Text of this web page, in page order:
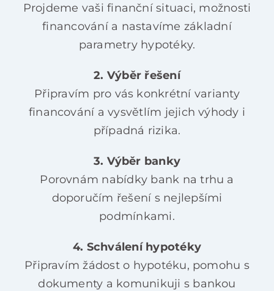
Projdeme vaši finanční situaci, možnosti
financování a nastavíme základní
parametry hypotéky.
2. Výběr řešení
Připravím pro vás konkrétní varianty
financování a vysvětlím jejich výhody i
případná rizika.
3. Výběr banky
Porovnám nabídky bank na trhu a
doporučím řešení s nejlepšími
podmínkami.
4. Schválení hypotéky
Připravím žádost o hypotéku, pomohu s
dokumenty a komunikuji s bankou